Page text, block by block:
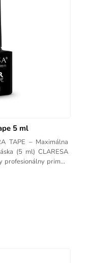
5 ml
TAPE – Maximálna
(5 ml) CLARESA
primer,